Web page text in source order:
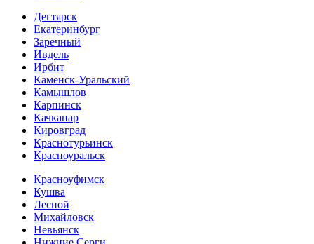
Дегтярск
Екатеринбург
Заречный
Ивдель
Ирбит
Каменск-Уральский
Камышлов
Карпинск
Качканар
Кировград
Краснотурьинск
Красноуральск
Красноуфимск
Кушва
Лесной
Михайловск
Невьянск